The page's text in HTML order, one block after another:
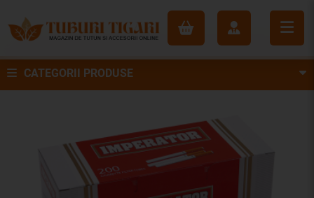
CATEGORII PRODUSE